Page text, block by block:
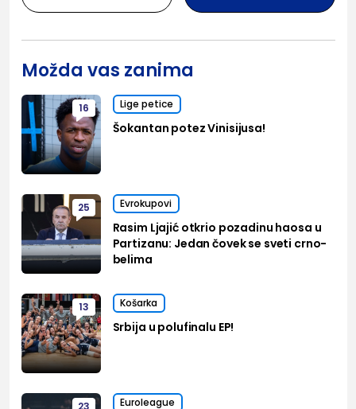
Možda vas zanima
16 Lige petice
Šokantan potez Vinisijusa!
25 Evrokupovi
Rasim Ljajić otkrio pozadinu haosa u
Partizanu: Jedan čovek se sveti crno-
belima
13 Košarka
Srbija u polufinalu EP!
23 Euroleague